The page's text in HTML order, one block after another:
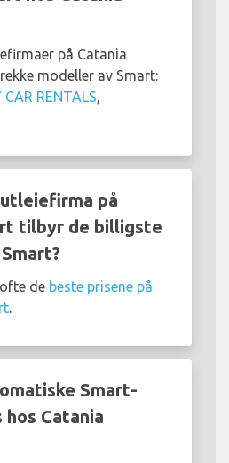
på Catania
modeller av Smart:
CAR RENTALS
på
tilbyr de billigste
ofte de beste prisene på
Smart-
Catania